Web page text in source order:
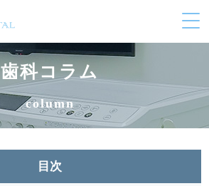
メ
開
歯科コラム
column
目次